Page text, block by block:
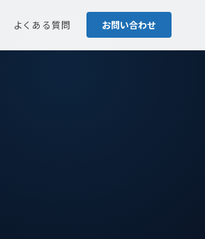
よくある質問 お問い合わせ